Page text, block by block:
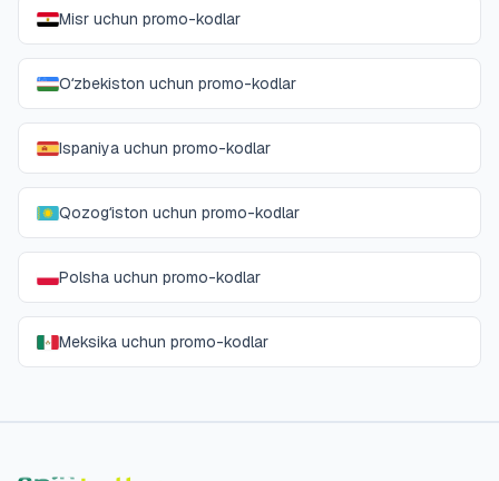
Misr uchun promo-kodlar
Oʻzbekiston uchun promo-kodlar
Ispaniya uchun promo-kodlar
Qozogʻiston uchun promo-kodlar
Polsha uchun promo-kodlar
Meksika uchun promo-kodlar